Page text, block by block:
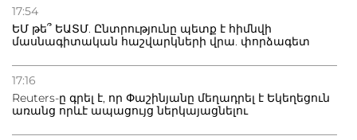
17:54
ԵՄ թե՞ ԵԱՏՄ. Ընտրությունը պետք է հիմնվի
մասնագիտական հաշվարկների վրա. փորձագետ
17:16
Reuters-ը գրել է, որ Փաշինյանը մեղադրել է Եկեղեցուն
առանց որևէ ապացույց ներկայացնելու
Դատվածություն ունեցող միգրանտներին կարգելվի
բնակվել Ռուսաստանում
20.07.2026
Բաքվի բանտից գեներալ Մանուկյանը դիմել է
Փաշինյանին